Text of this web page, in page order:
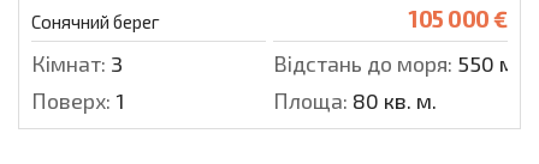
Сонячний берег 105 000 €
Кімнат: 3 Відстань до моря: 550 м.
Поверх: 1 Площа: 80 кв. м.